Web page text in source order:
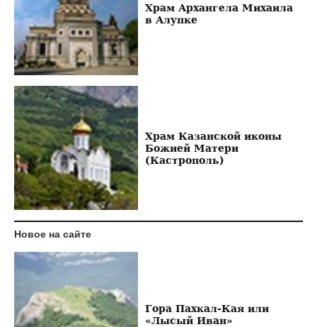
Храм Архангела Михаила
в Алупке
Храм Казанской иконы
Божией Матери
(Кастрополь)
Новое на сайте
Гора Пахкал-Кая или
«Лысый Иван»